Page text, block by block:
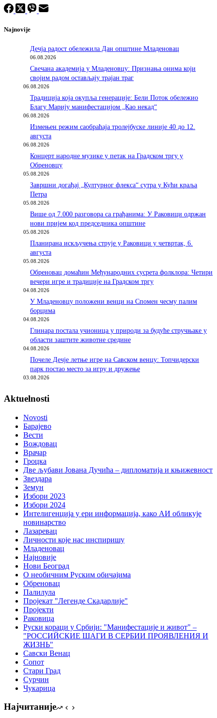
Najnovije
Дечја радост обележила Дан општине Младеновац
06.08.2026
Свечана академија у Младеновцу: Признања онима који
својим радом остављају трајан траг
06.08.2026
Традиција која окупља генерације: Бели Поток обележио
Благу Марију манифестацијом „Као некад“
06.08.2026
Измењен режим саобраћаја тролејбуске линије 40 до 12.
августа
06.08.2026
Концерт народне музике у петак на Градском тргу у
Обреновцу
05.08.2026
Завршни догађај „Културног флекса“ сутра у Кући краља
Петра
05.08.2026
Више од 7.000 разговора са грађанима: У Раковици одржан
нови пријем код председника општине
05.08.2026
Планирана искључења струје у Раковици у четвртак, 6.
августа
05.08.2026
Обреновац домаћин Међународних сусрета фолклора: Четири
вечери игре и традиције на Градском тргу
04.08.2026
У Младеновцу положени венци на Спомен чесму палим
борцима
04.08.2026
Глинара постала учионица у природи за будуће стручњаке у
области заштите животне средине
04.08.2026
Почеле Дечје летње игре на Савском венцу: Топчидерски
парк постао место за игру и дружење
03.08.2026
Aktuelnosti
Novosti
Барајево
Вести
Вождовац
Врачар
Гроцка
Две љубави Јована Дучића – дипломатија и књижевност
Звездара
Земун
Избори 2023
Избори 2024
Интелигенција у ери информација, како АИ обликује
новинарство
Лазаревац
Личности које нас инспиришу
Младеновац
Најновије
Нови Београд
О необичним Руским обичајима
Обреновац
Палилула
Пројекат "Легенде Скадарлије"
Пројекти
Раковица
Руски кораци у Србији: "Манифестације и живот" –
"РОССИЙСКИЕ ШАГИ В СЕРБИИ ПРОЯВЛЕНИЯ И
ЖИЗНЬ"
Савски Венац
Сопот
Стари Град
Сурчин
Чукарица
Најчитаније